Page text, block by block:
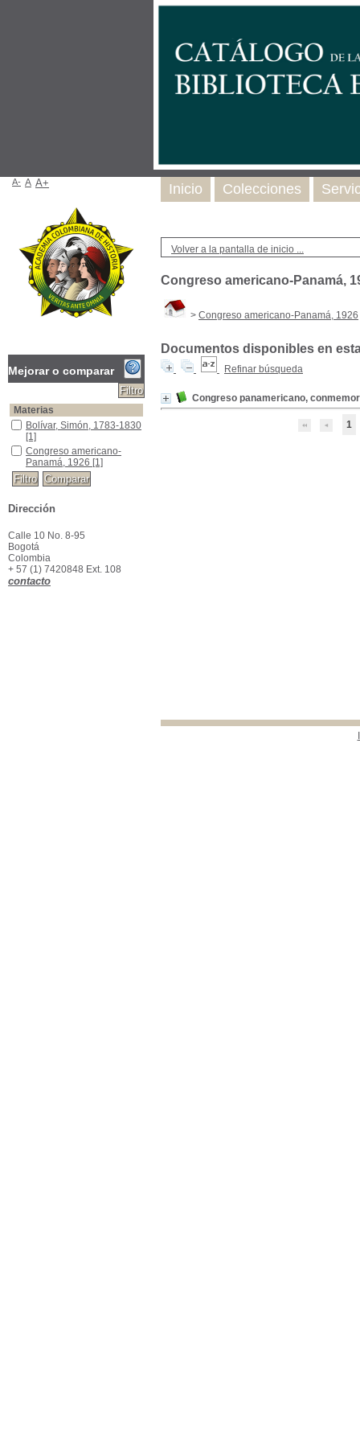
Volver a la pantalla de inicio ...
Congreso americano-Panamá,
> Congreso americano-Panamá, 1926
Documentos disponibles en
Refinar búsqueda
Congreso panamericano,
1
Inicio Colecciones
A- A A+
Mejorar o comparar
Materias
Bolívar, Simón, 1783-1830
Bolívar, Simón, 1783-1830
[1]
Congreso americano-Panamá, 1926
Congreso americano-
Panamá, 1926 [1]
Dirección
Calle 10 No. 8-95
Bogotá
Colombia
+ 57 (1) 7420848 Ext. 108
contacto